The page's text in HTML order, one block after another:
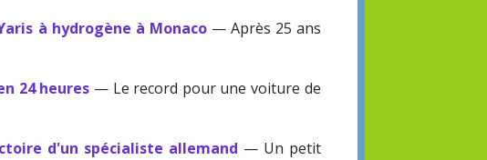
à hydrogène à Monaco— Après 25 ans
24 heures — Le record pour une voiture de
d'un spécialiste allemand — Un petit